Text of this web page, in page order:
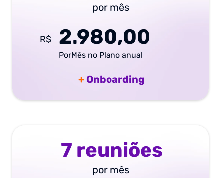
por mês
R$ 2.980,00
PorMês no Plano anual
+ Onboarding
7 reuniões
por mês